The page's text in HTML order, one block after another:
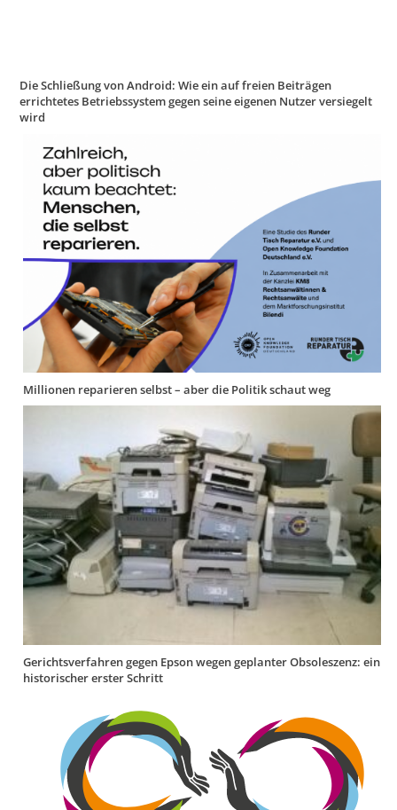
Die Schließung von Android: Wie ein auf freien Beiträgen
errichtetes Betriebssystem gegen seine eigenen Nutzer versiegelt
wird
Millionen reparieren selbst – aber die Politik schaut weg
Gerichtsverfahren gegen Epson wegen geplanter Obsoleszenz: ein
historischer erster Schritt